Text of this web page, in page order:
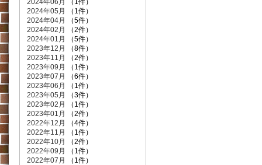
2024年06月
（1件）
2024年05月
（1件）
2024年04月
（5件）
2024年02月
（2件）
2024年01月
（5件）
2023年12月
（8件）
2023年11月
（2件）
2023年09月
（1件）
2023年07月
（6件）
2023年06月
（1件）
2023年05月
（3件）
2023年02月
（1件）
2023年01月
（2件）
2022年12月
（4件）
2022年11月
（1件）
2022年10月
（2件）
2022年09月
（1件）
2022年07月
（1件）